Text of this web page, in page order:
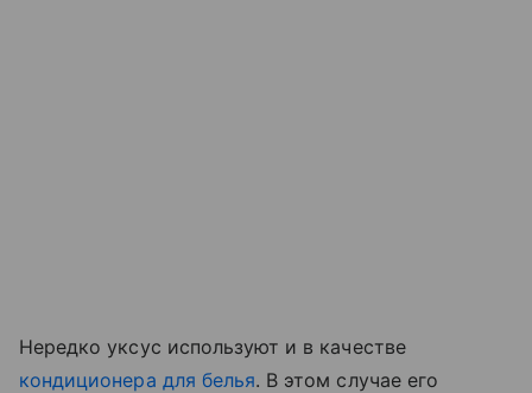
Нередко уксус используют и в качестве
кондиционера для белья. В этом случае его